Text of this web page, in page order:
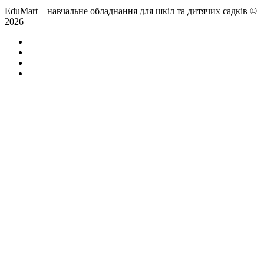
EduMart – навчальне обладнання для шкіл та дитячих садків ©
2026